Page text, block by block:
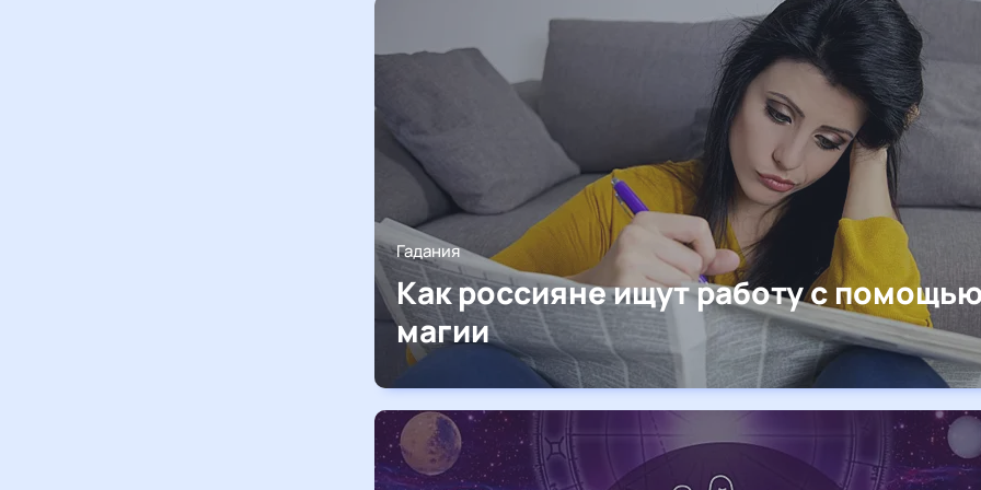
Гадания
Как россияне ищут работу с
магии